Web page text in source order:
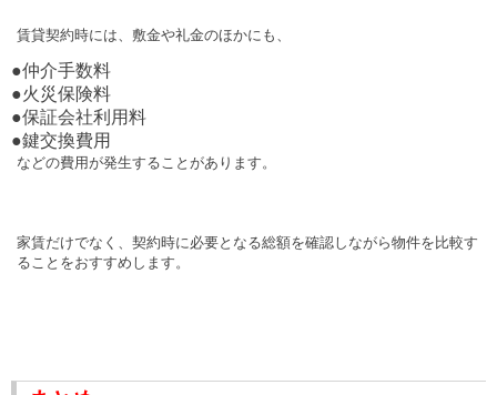
賃貸契約時には、敷金や礼金のほかにも、
●仲介手数料
●火災保険料
●保証会社利用料
●鍵交換費用
などの費用が発生することがあります。
家賃だけでなく、契約時に必要となる総額を確認しながら物件を比較す
ることをおすすめします。